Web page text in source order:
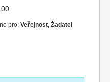
pro: Veřejnost, Žadatel